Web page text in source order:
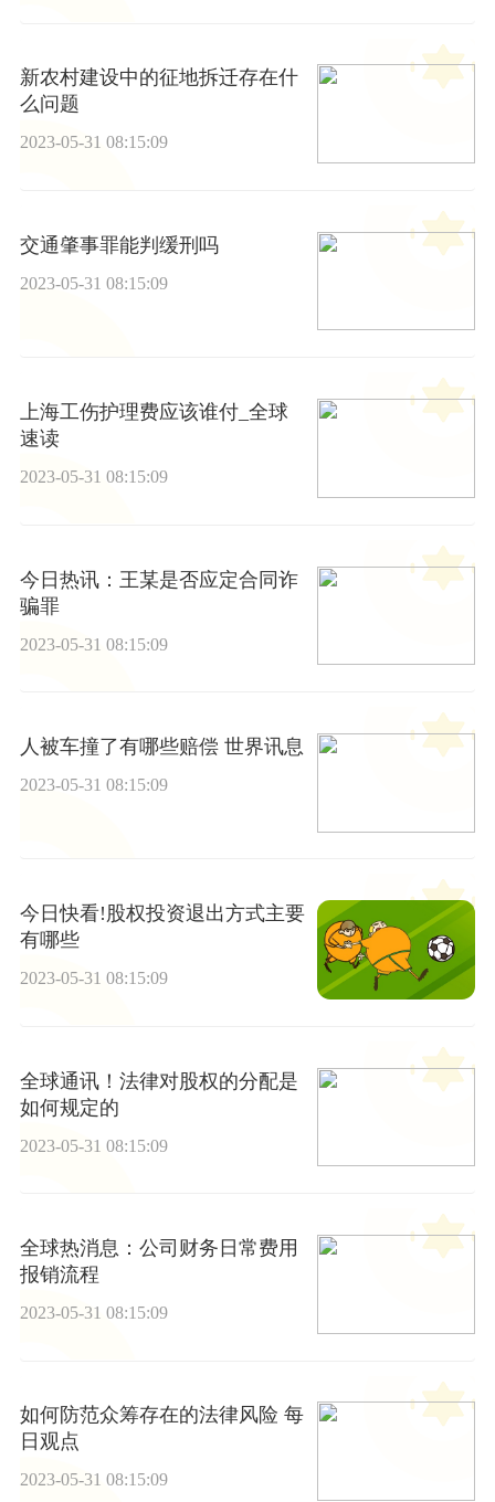
新农村建设中的征地拆迁存在什
么问题
2023-05-31 08:15:09
交通肇事罪能判缓刑吗
2023-05-31 08:15:09
上海工伤护理费应该谁付_全球
速读
2023-05-31 08:15:09
今日热讯：王某是否应定合同诈
骗罪
2023-05-31 08:15:09
人被车撞了有哪些赔偿 世界讯息
2023-05-31 08:15:09
今日快看!股权投资退出方式主要
有哪些
2023-05-31 08:15:09
全球通讯！法律对股权的分配是
如何规定的
2023-05-31 08:15:09
全球热消息：公司财务日常费用
报销流程
2023-05-31 08:15:09
如何防范众筹存在的法律风险 每
日观点
2023-05-31 08:15:09